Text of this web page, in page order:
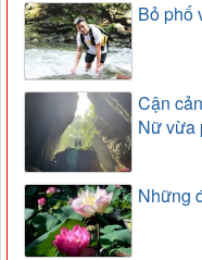
Bỏ phố
Cận
Nữ vừa
Những